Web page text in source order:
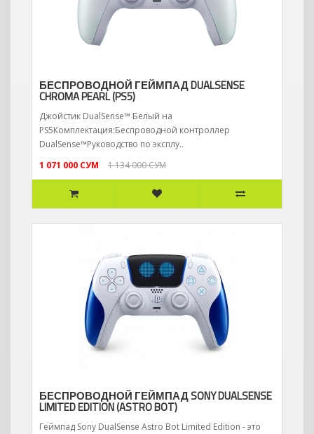
БЕСПРОВОДНОЙ ГЕЙМПАД DUALSENSE
CHROMA PEARL (PS5)
Джойстик DualSense™ Белый на
PS5Комплектация:Беспроводной контроллер
DualSense™Руководство по эксплу..
1 071 000 СУМ
1 134 000 СУМ
БЕСПРОВОДНОЙ ГЕЙМПАД SONY DUALSENSE
LIMITED EDITION (ASTRO BOT)
Геймпад Sony DualSense Astro Bot Limited Edition - это